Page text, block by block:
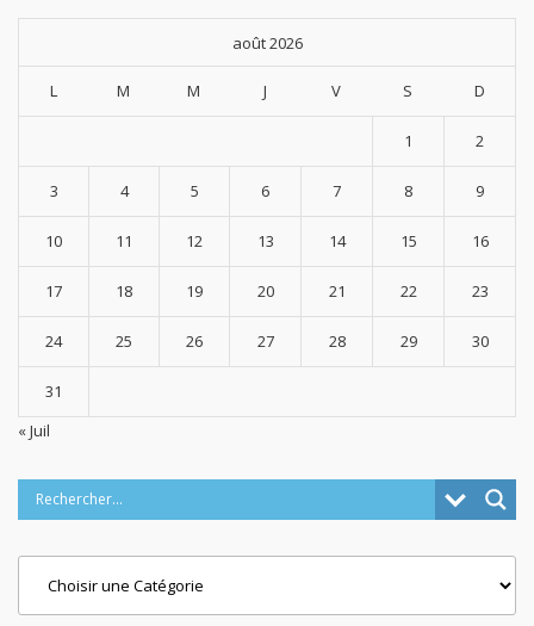
août 2026
L M M J V S D
1 2
3 4 5 6 7 8 9
10 11 12 13 14 15 16
17 18 19 20 21 22 23
24 25 26 27 28 29 30
31
« Juil